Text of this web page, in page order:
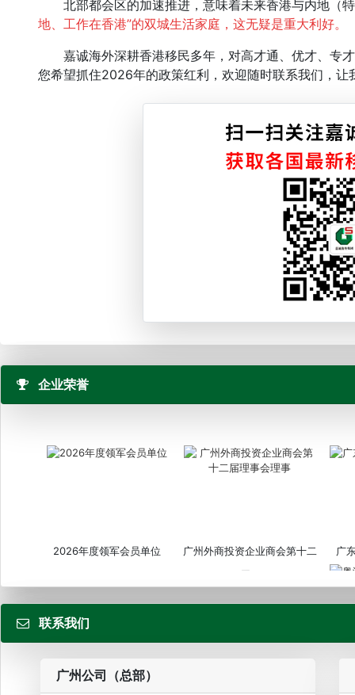
北部都会区的加速推进，意味着未来香港与内地（
地、工作在香港”的双城生活家庭，这无疑是重大利好。
嘉诚海外深耕香港移民多年，对高才通、优才、专
您希望抓住2026年的政策红利，欢迎随时联系我们，
企业荣誉
2026年度领军会员单位
广州外商投资企业商会第十二
届...
广
联系我们
广州公司（总部）